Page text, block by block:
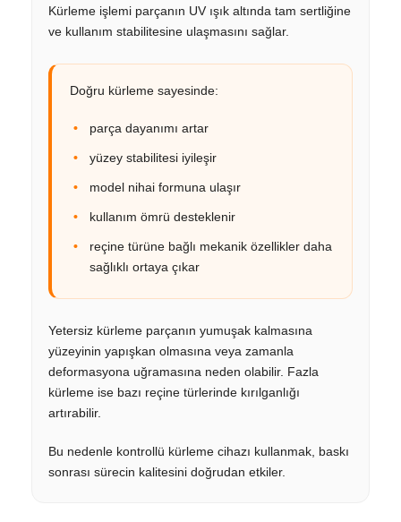
Kürleme işlemi parçanın UV ışık altında tam sertliğine
ve kullanım stabilitesine ulaşmasını sağlar.
Doğru kürleme sayesinde:
parça dayanımı artar
yüzey stabilitesi iyileşir
model nihai formuna ulaşır
kullanım ömrü desteklenir
reçine türüne bağlı mekanik özellikler daha
sağlıklı ortaya çıkar
Yetersiz kürleme parçanın yumuşak kalmasına
yüzeyinin yapışkan olmasına veya zamanla
deformasyona uğramasına neden olabilir. Fazla
kürleme ise bazı reçine türlerinde kırılganlığı
artırabilir.
Bu nedenle kontrollü kürleme cihazı kullanmak, baskı
sonrası sürecin kalitesini doğrudan etkiler.